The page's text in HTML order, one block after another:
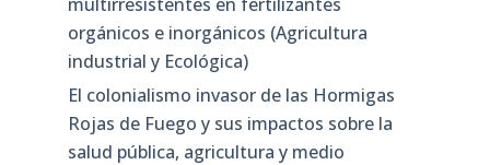
orgánicos e inorgánicos (Agricultura
industrial y Ecológica)
El colonialismo invasor de las Hormigas
Rojas de Fuego y sus impactos sobre la
salud pública, agricultura y medio